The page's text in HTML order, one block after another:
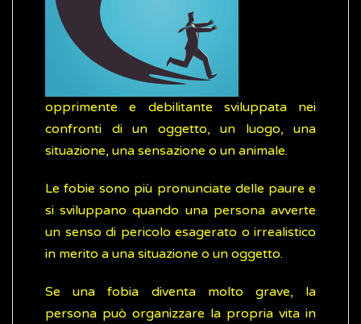
opprimente e debilitante sviluppata nei
confronti di un oggetto, un luogo, una
situazione, una sensazione o un animale.
Le fobie sono più pronunciate delle paure e
si sviluppano quando una persona avverte
un senso di pericolo esagerato o irrealistico
in merito a una situazione o un oggetto.
Se una fobia diventa molto grave, la
persona può organizzare la propria vita in